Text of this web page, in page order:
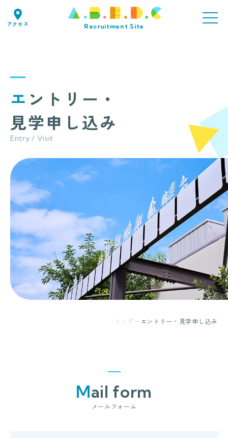
Recruitment Site
アクセス
エントリー・
見学申し込み
Entry / Visit
トップ エントリー・見学申し込み
Mail form
メールフォーム